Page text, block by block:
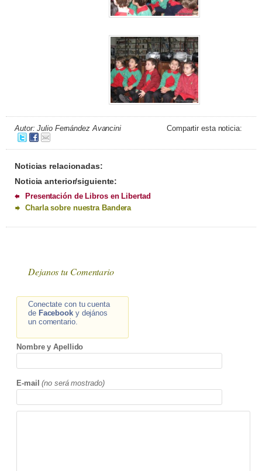
Autor: Julio Fernández Avancini Compartir esta noticia:
Noticias relacionadas:
Noticia anterior/siguiente:
Presentación de Libros en Libertad
Charla sobre nuestra Bandera
Dejanos tu Comentario
Conectate con tu cuenta
de Facebooky dejános
un comentario.
Nombre y Apellido
E-mail (no será mostrado)